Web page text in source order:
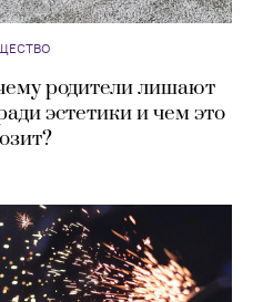
родители лишают
эстетики и чем это